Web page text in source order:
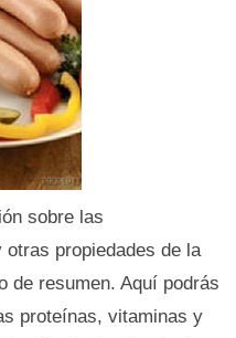
sobre las
propiedades de la
de resumen. Aquí podrás
proteínas, vitaminas y